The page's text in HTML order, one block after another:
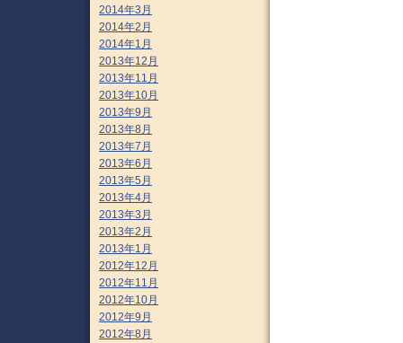
2014年3月
2014年2月
2014年1月
2013年12月
2013年11月
2013年10月
2013年9月
2013年8月
2013年7月
2013年6月
2013年5月
2013年4月
2013年3月
2013年2月
2013年1月
2012年12月
2012年11月
2012年10月
2012年9月
2012年8月